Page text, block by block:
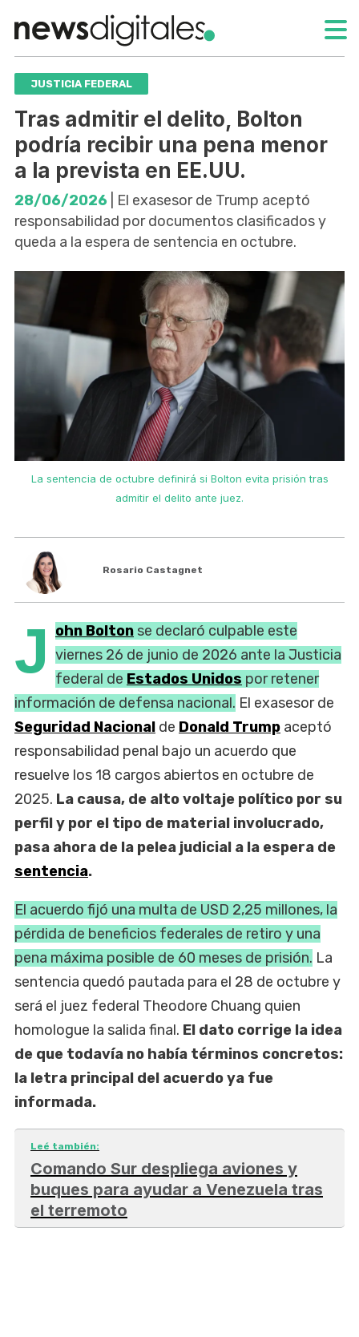
JUSTICIA FEDERAL
Tras admitir el delito, Bolton
podría recibir una pena menor
a la prevista en EE.UU.
28/06/2026 | El exasesor de Trump aceptó
responsabilidad por documentos clasificados y
queda a la espera de sentencia en octubre.
La sentencia de octubre definirá si Bolton evita prisión tras
admitir el delito ante juez.
Rosario Castagnet
J ohn Bolton se declaró culpable este
viernes 26 de junio de 2026 ante la Justicia
federal de Estados Unidos por retener
información de defensa nacional. El exasesor de
Seguridad Nacional de Donald Trump aceptó
responsabilidad penal bajo un acuerdo que
resuelve los 18 cargos abiertos en octubre de
2025. La causa, de alto voltaje político por su
perfil y por el tipo de material involucrado,
pasa ahora de la pelea judicial a la espera de
sentencia.
El acuerdo fijó una multa de USD 2,25 millones, la
pérdida de beneficios federales de retiro y una
pena máxima posible de 60 meses de prisión. La
sentencia quedó pautada para el 28 de octubre y
será el juez federal Theodore Chuang quien
homologue la salida final. El dato corrige la idea
de que todavía no había términos concretos:
la letra principal del acuerdo ya fue
informada.
Leé también:
Comando Sur despliega aviones y
buques para ayudar a Venezuela tras
el terremoto